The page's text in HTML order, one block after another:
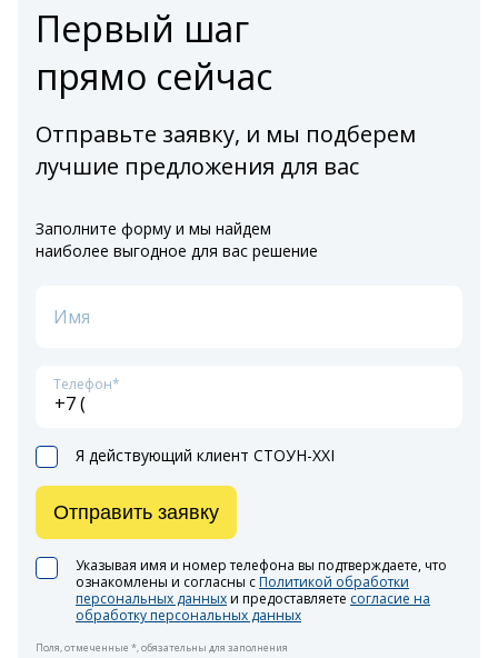
Первый шаг
прямо сейчас
Отправьте заявку, и мы подберем
лучшие предложения для вас
Заполните форму и мы найдем
наиболее выгодное для вас решение
Имя
Телефон*
Я действующий клиент СТОУН-XXI
Указывая имя и номер телефона вы подтверждаете, что
ознакомлены и согласны с Политикой обработки
персональных данныхи предоставляете согласие на
обработку персональных данных
Отправить заявку
Поля, отмеченные *, обязательны для заполнения